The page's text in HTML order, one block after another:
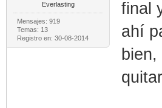
Everlasting
Mensajes: 919
Temas: 13
Registro en: 30-08-2014
final
ahí
bien,